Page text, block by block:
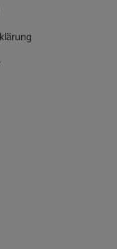
neuen Tab)